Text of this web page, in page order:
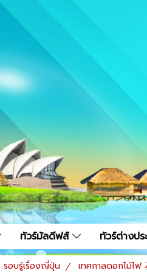
ทัวร์มัลดีฟส์ ทัวร์ต่างปร
รอบรู้เรื่องญี่ปุ่น เทศกาลดอกไม้ไ